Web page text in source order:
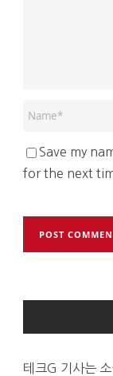
Save my
for the next
테크G 기사는